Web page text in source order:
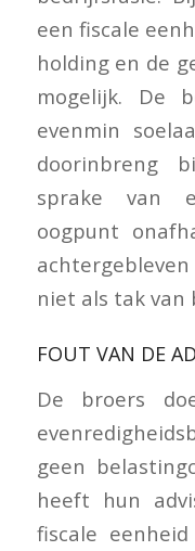
een fiscale
holding en de
mogelijk. De
evenmin
doorinbreng
sprake van
oogpunt
niet als tak van
FOUT VAN DE
De broers
geen
heeft hun
fiscale